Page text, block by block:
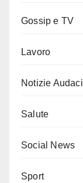
Gossip e TV
Lavoro
Notizie Audaci
Salute
Social News
Sport